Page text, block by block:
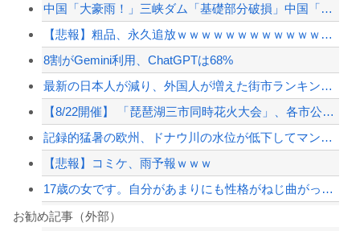
中国「大豪雨！」三峡ダム「基礎部分破損」中国「全力放流！」台風13号「中国上陸予...
【悲報】粗品、永久追放ｗｗｗｗｗｗｗｗｗｗｗｗｗｗｗ（証拠あり）
8割がGemini利用、ChatGPTは68%
最新の日本人が減り、外国人が増えた街市ランキングをご覧下さい→5位川口市、4位京...
【8/22開催】 「琵琶湖三市同時花火大会」、各市公式「そんな花火大会は存在しな...
記録的猛暑の欧州、ドナウ川の水位が低下してマンモスの骨や沈没したドイツ軍の戦艦が...
【悲報】コミケ、雨予報ｗｗｗ
17歳の女です。自分があまりにも性格がねじ曲がっていてどう矯正したらいいのか分か...
8割がGemini利用、ChatGPTは68%
お勧め記事（外部）